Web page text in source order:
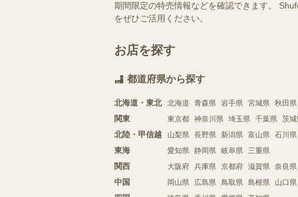
期間限定の特売情報などを確認できます。
をぜひご活用ください。
お店を探す
都道府県から探す
北海道・東北 北海道 青森県 岩手県 宮城県 秋田県
関東 東京都 神奈川県 埼玉県 千葉県 茨
北陸・甲信越 山梨県 長野県 新潟県 富山県 石川県
東海 愛知県 静岡県 岐阜県 三重県
関西 大阪府 兵庫県 京都府 滋賀県 奈良県
中国 岡山県 広島県 鳥取県 島根県 山口県